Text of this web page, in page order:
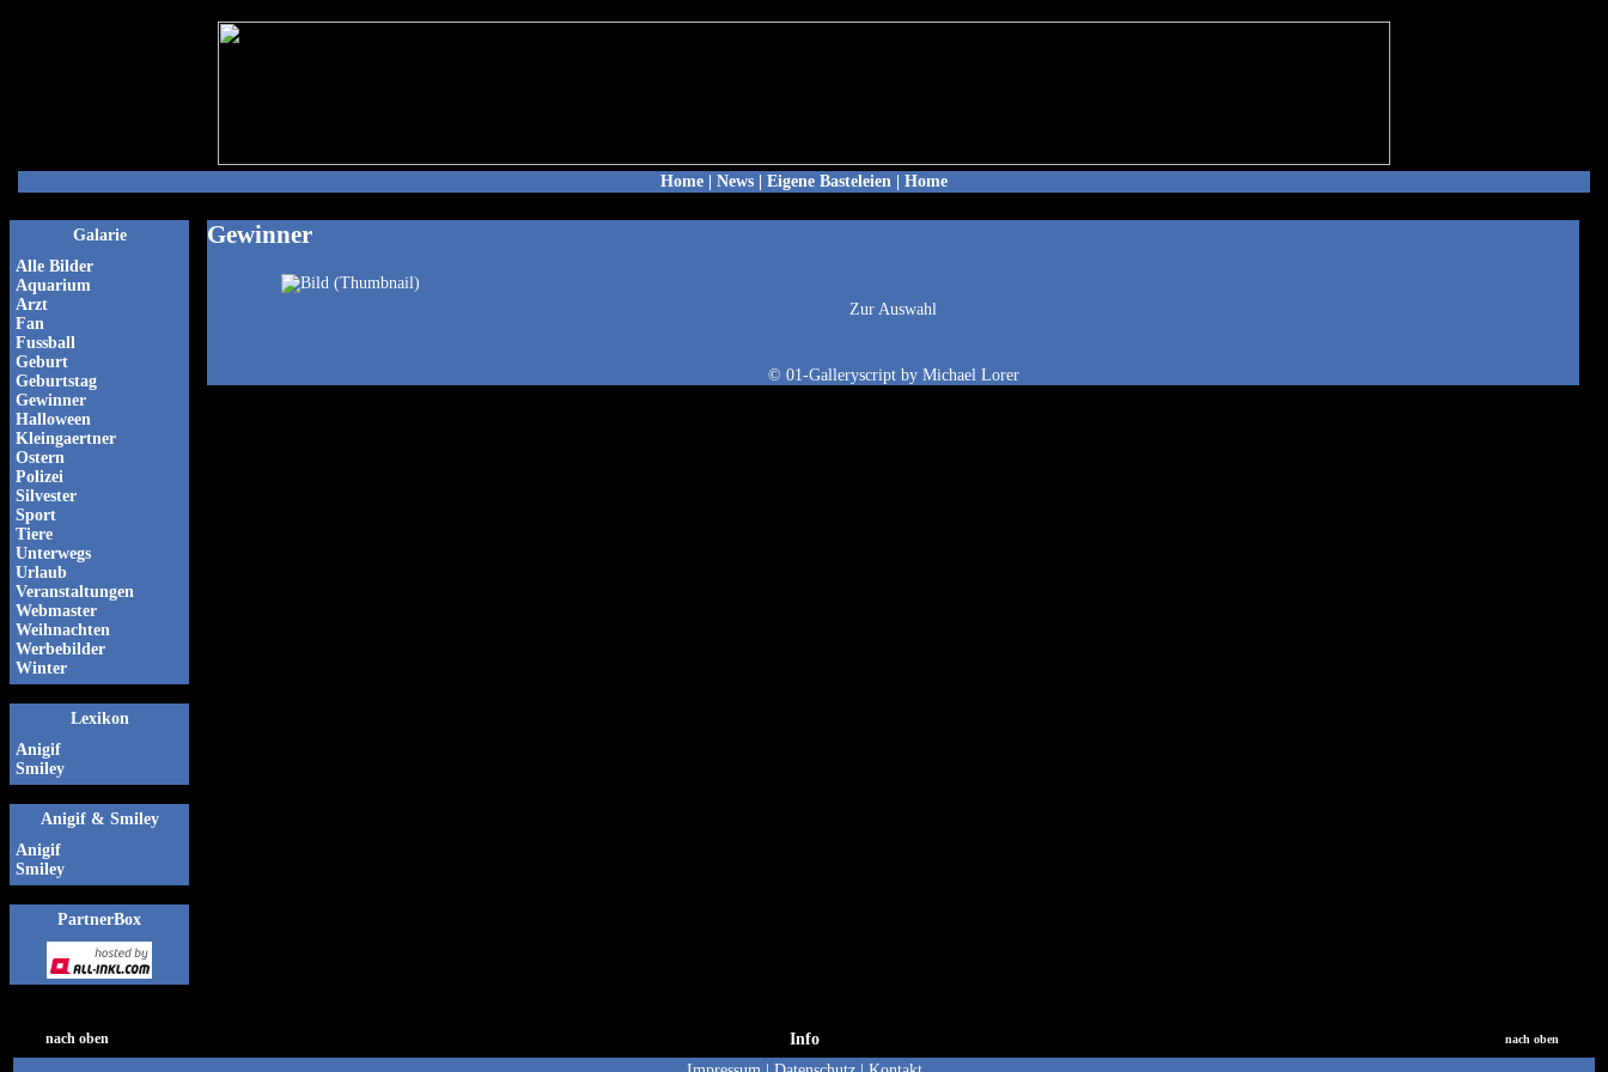
Home News Eigene Basteleien Home
Galarie
Alle Bilder
Aquarium
Arzt
Fan
Fussball
Geburt
Geburtstag
Gewinner
Halloween
Kleingaertner
Ostern
Polizei
Silvester
Sport
Tiere
Unterwegs
Urlaub
Veranstaltungen
Webmaster
Weihnachten
Werbebilder
Winter
Lexikon
Anigif
Smiley
Anigif & Smiley
Anigif
Smiley
PartnerBox
Gewinner
Zur Auswahl
© 01-Galleryscriptby Michael Lorer
nach oben Info nach oben